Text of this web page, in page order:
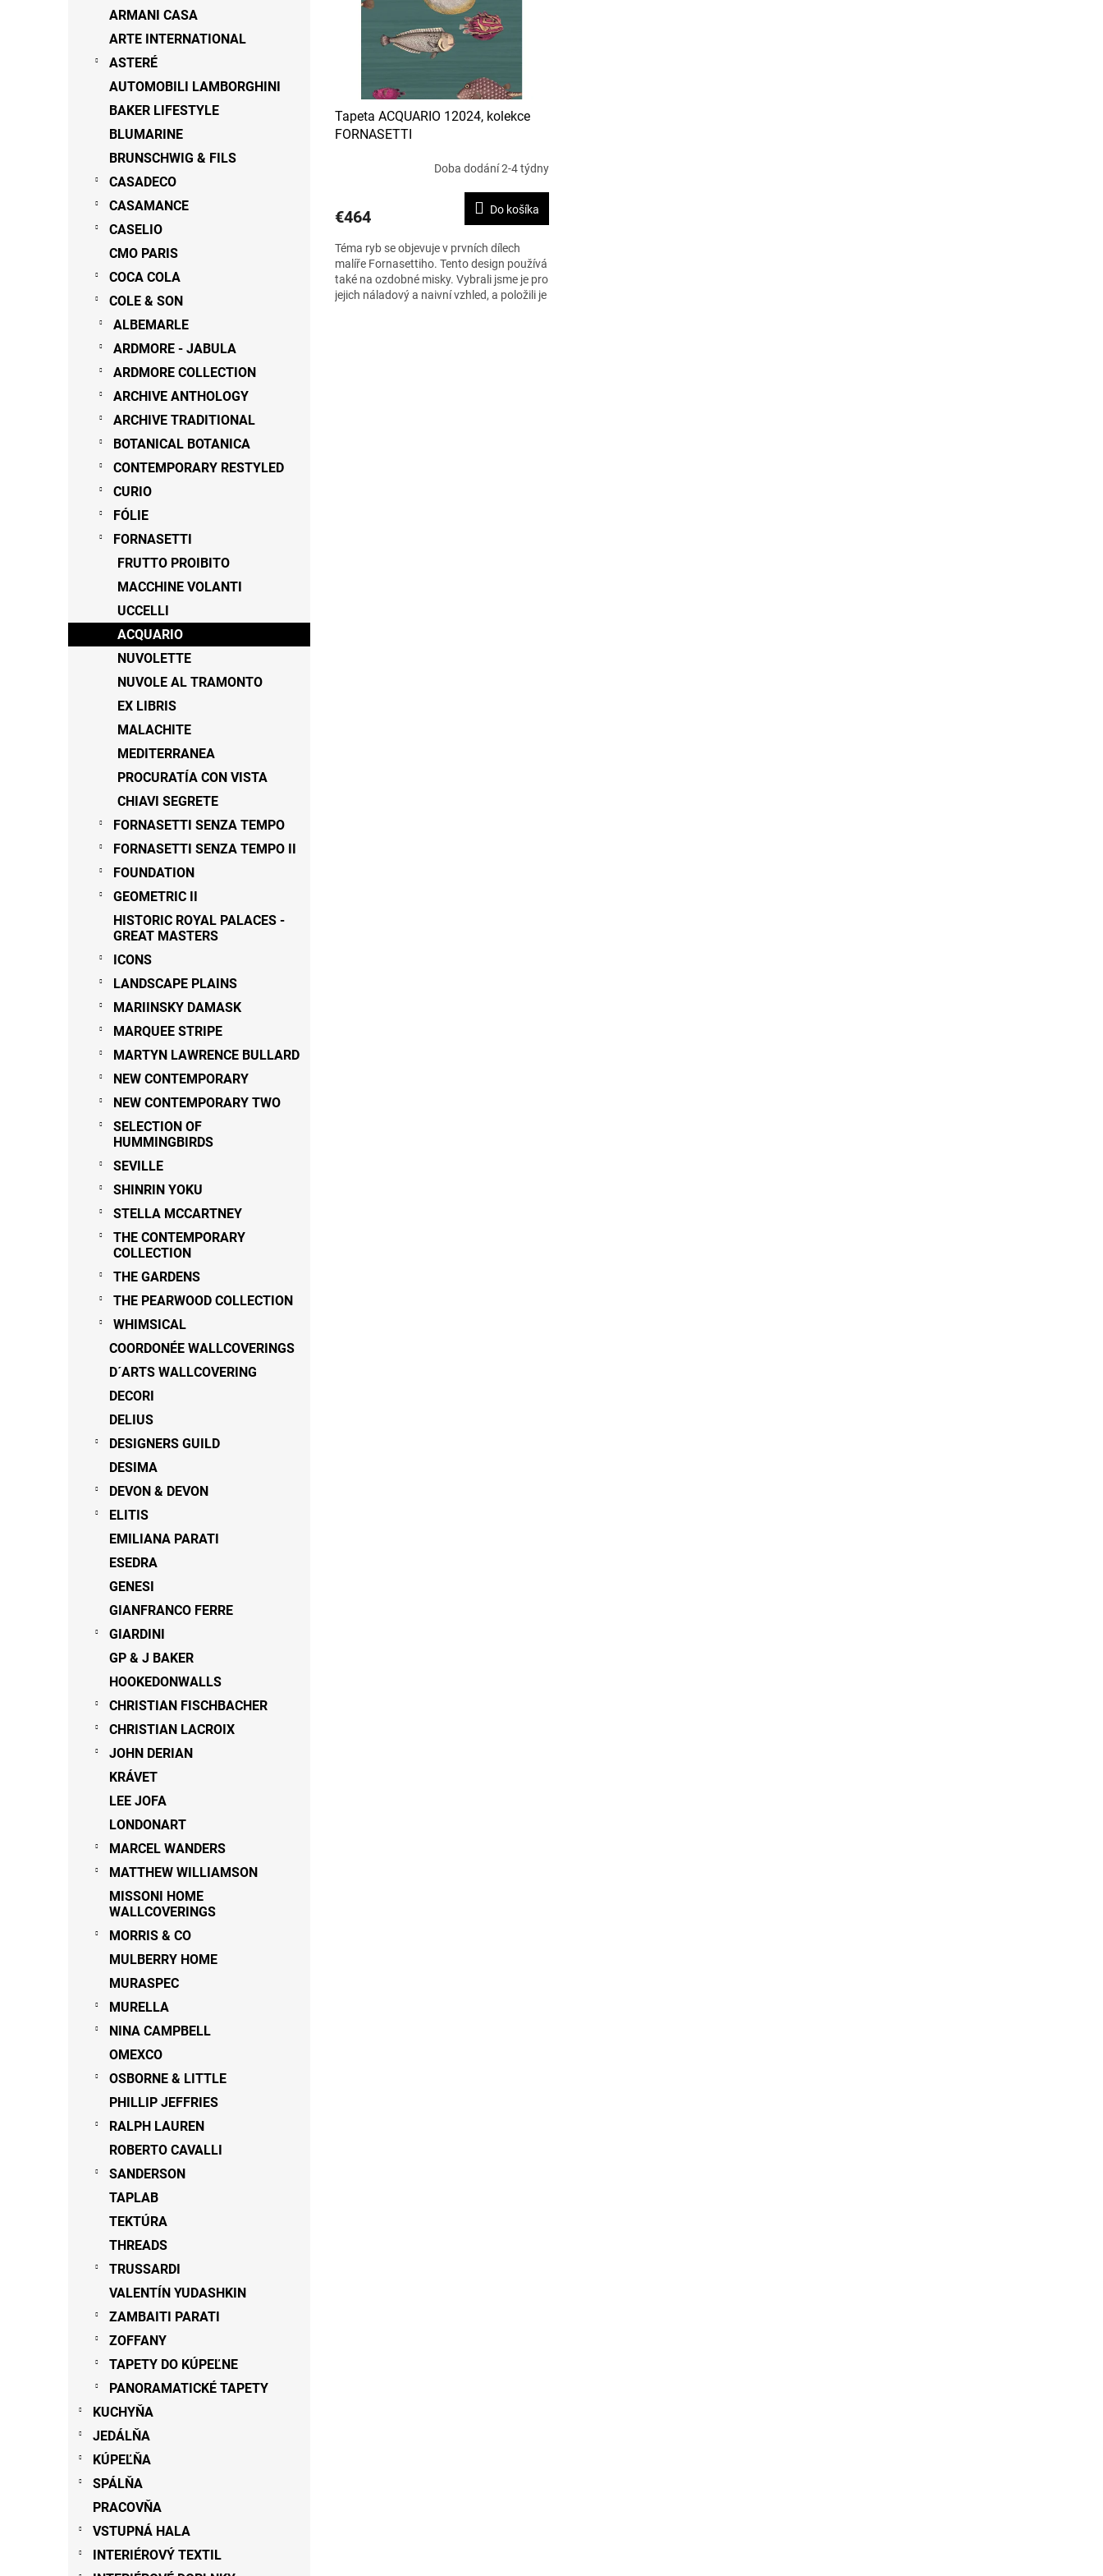
ARMANI CASA
ARTE INTERNATIONAL
ASTERÉ
AUTOMOBILI LAMBORGHINI
BAKER LIFESTYLE
BLUMARINE
BRUNSCHWIG & FILS
CASADECO
CASAMANCE
CASELIO
CMO PARIS
COCA COLA
COLE & SON
ALBEMARLE
ARDMORE - JABULA
ARDMORE COLLECTION
ARCHIVE ANTHOLOGY
ARCHIVE TRADITIONAL
BOTANICAL BOTANICA
CONTEMPORARY RESTYLED
CURIO
FÓLIE
FORNASETTI
FRUTTO PROIBITO
MACCHINE VOLANTI
UCCELLI
ACQUARIO
NUVOLETTE
NUVOLE AL TRAMONTO
EX LIBRIS
MALACHITE
MEDITERRANEA
PROCURATÍA CON VISTA
CHIAVI SEGRETE
FORNASETTI SENZA TEMPO
FORNASETTI SENZA TEMPO II
FOUNDATION
GEOMETRIC II
HISTORIC ROYAL PALACES -
GREAT MASTERS
ICONS
LANDSCAPE PLAINS
MARIINSKY DAMASK
MARQUEE STRIPE
MARTYN LAWRENCE BULLARD
NEW CONTEMPORARY
NEW CONTEMPORARY TWO
SELECTION OF
HUMMINGBIRDS
SEVILLE
SHINRIN YOKU
STELLA MCCARTNEY
THE CONTEMPORARY
COLLECTION
THE GARDENS
THE PEARWOOD COLLECTION
WHIMSICAL
COORDONÉE WALLCOVERINGS
D´ARTS WALLCOVERING
DECORI
DELIUS
DESIGNERS GUILD
DESIMA
DEVON & DEVON
ELITIS
EMILIANA PARATI
ESEDRA
GENESI
GIANFRANCO FERRE
GIARDINI
GP & J BAKER
HOOKEDONWALLS
CHRISTIAN FISCHBACHER
CHRISTIAN LACROIX
JOHN DERIAN
KRÁVET
LEE JOFA
LONDONART
MARCEL WANDERS
MATTHEW WILLIAMSON
MISSONI HOME
WALLCOVERINGS
MORRIS & CO
MULBERRY HOME
MURASPEC
MURELLA
NINA CAMPBELL
OMEXCO
OSBORNE & LITTLE
PHILLIP JEFFRIES
RALPH LAUREN
ROBERTO CAVALLI
SANDERSON
TAPLAB
TEKTÚRA
THREADS
TRUSSARDI
VALENTÍN YUDASHKIN
ZAMBAITI PARATI
ZOFFANY
TAPETY DO KÚPEĽNE
PANORAMATICKÉ TAPETY
KUCHYŇA
JEDÁLŇA
KÚPEĽŇA
SPÁLŇA
PRACOVŇA
VSTUPNÁ HALA
INTERIÉROVÝ TEXTIL
Tapeta ACQUARIO 12024, kolekce
FORNASETTI
Doba dodání 2-4 týdny
€464 Do košíka
Téma ryb se objevuje v prvních dílech
malíře Fornasettiho. Tento design používá
také na ozdobné misky. Vybrali jsme je pro
jejich náladový a naivní vzhled, a položili je